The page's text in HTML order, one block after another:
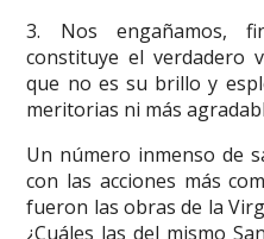
3. Nos engañamos,
constituye el verdadero
que no es su brillo y
meritorias ni más
Un número inmenso de
con las acciones más
fueron las obras de la
¿Cuáles las del mismo